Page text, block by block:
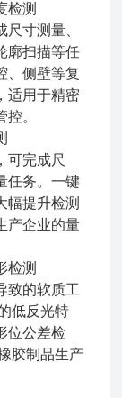
检测
寸测量、
廓扫描等任
、侧壁等复
适用于精密
。
可完成尺
任务。一键
幅提升检测
产企业的量
检测
致的软质工
低反光特
位公差检
胶制品生产